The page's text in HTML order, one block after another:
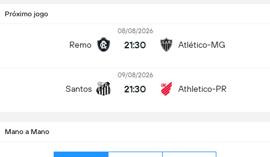
Próximo jogo
Remo
08/08/2026
21:30 Atlético-MG
Santos
09/08/2026
21:30 Athletico-PR
Mano a Mano